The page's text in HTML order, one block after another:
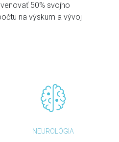
50% svojho
na výskum a vývoj
NEUROLÓGIA